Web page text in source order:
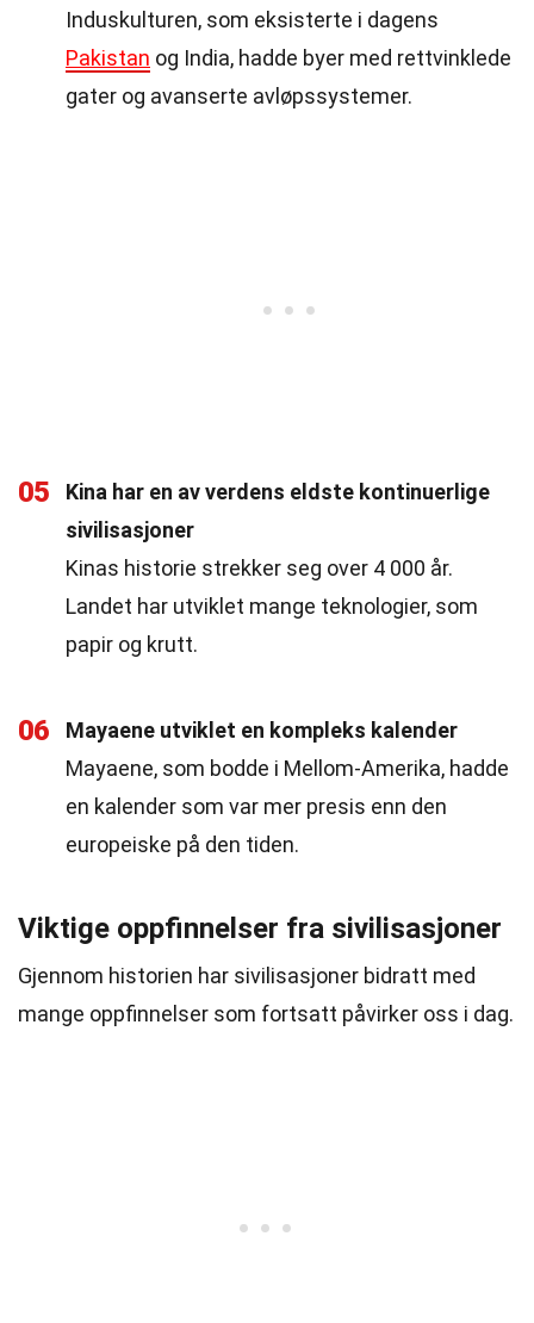
Induskulturen, som eksisterte i dagens
Pakistan og India, hadde byer med rettvinklede
gater og avanserte avløpssystemer.
05
Kina har en av verdens eldste kontinuerlige
sivilisasjoner
Kinas historie strekker seg over 4 000 år.
Landet har utviklet mange teknologier, som
papir og krutt.
06
Mayaene utviklet en kompleks kalender
Mayaene, som bodde i Mellom-Amerika, hadde
en kalender som var mer presis enn den
europeiske på den tiden.
Viktige oppfinnelser fra sivilisasjoner
Gjennom historien har sivilisasjoner bidratt med
mange oppfinnelser som fortsatt påvirker oss i dag.